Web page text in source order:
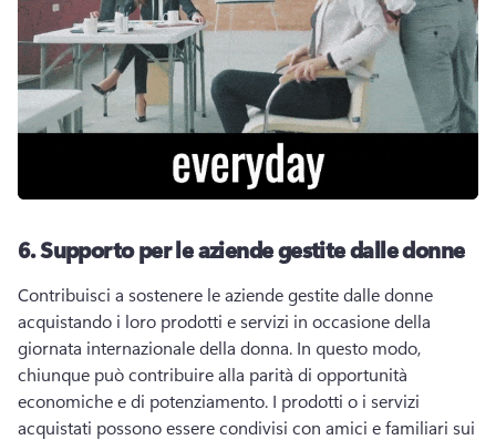
6.Supporto per le aziende gestite dalle donne
Contribuisci a sostenere le aziende gestite dalle donne
acquistando i loro prodotti e servizi in occasione della
giornata internazionale della donna. In questo modo,
chiunque può contribuire alla parità di opportunità
economiche e di potenziamento. I prodotti o i servizi
acquistati possono essere condivisi con amici e familiari sui